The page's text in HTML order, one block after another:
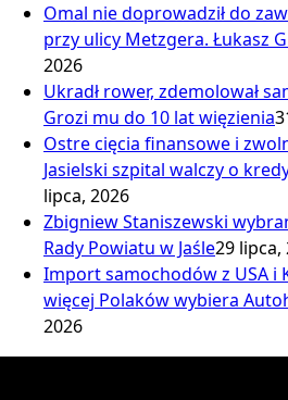
Omal nie doprowadził do
przy ulicy Metzgera. Łukasz
2026
Ukradł rower, zdemolował
Grozi mu do 10 lat więzienia
Ostre cięcia finansowe i
Jasielski szpital walczy o
lipca, 2026
Zbigniew Staniszewski
Rady Powiatu w Jaśle29 lipca,
Import samochodów z USA i
więcej Polaków wybiera
2026